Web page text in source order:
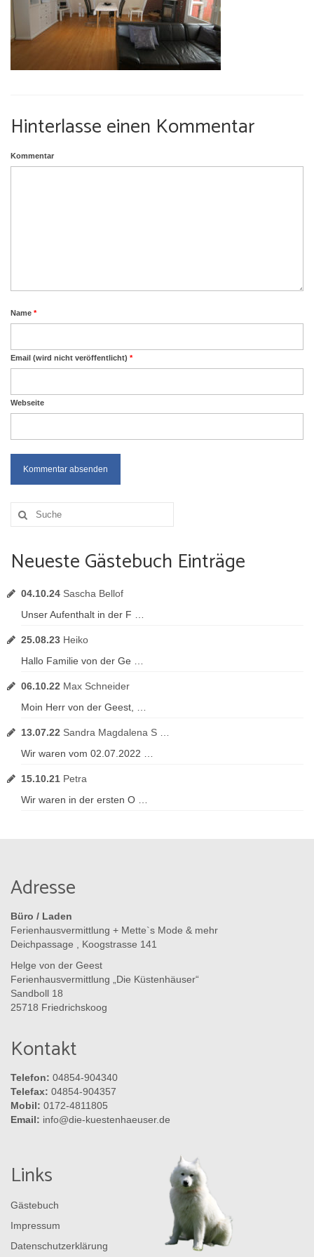
Umgebung
Urlaub mit Hund
Hinterlasse einen Kommentar
Kommentar
Name *
Email (wird nicht veröffentlicht) *
Webseite
Suche
nach:
Neueste Gästebuch Einträge
04.10.24 Sascha Bellof
Unser Aufenthalt in der F …
25.08.23 Heiko
Hallo Familie von der Ge …
06.10.22 Max Schneider
Moin Herr von der Geest, …
13.07.22 Sandra Magdalena S …
Wir waren vom 02.07.2022 …
15.10.21 Petra
Wir waren in der ersten O …
Adresse
Büro / Laden
Ferienhausvermittlung + Mette`s Mode & mehr
Deichpassage , Koogstrasse 141
Helge von der Geest
Ferienhausvermittlung „Die Küstenhäuser“
Sandboll 18
25718 Friedrichskoog
Kontakt
Telefon: 04854-904340
Telefax: 04854-904357
Mobil: 0172-4811805
Email: info@die-kuestenhaeuser.de
Links
Gästebuch
Impressum
Datenschutzerklärung